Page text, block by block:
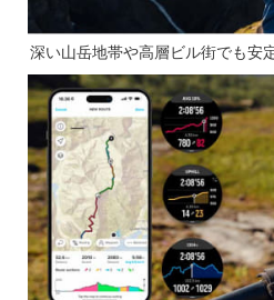
深い山岳地帯や高層ビル街でも安